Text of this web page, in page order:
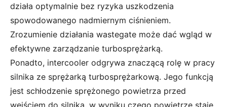
działa optymalnie bez ryzyka uszkodzenia
spowodowanego nadmiernym ciśnieniem.
Zrozumienie działania wastegate może dać wgląd w
efektywne zarządzanie turbosprężarką.
Ponadto, intercooler odgrywa znaczącą rolę w pracy
silnika ze sprężarką turbosprężarkową. Jego funkcją
jest schłodzenie sprężonego powietrza przed
wejściem do silnika, w wyniku czego powietrze staje